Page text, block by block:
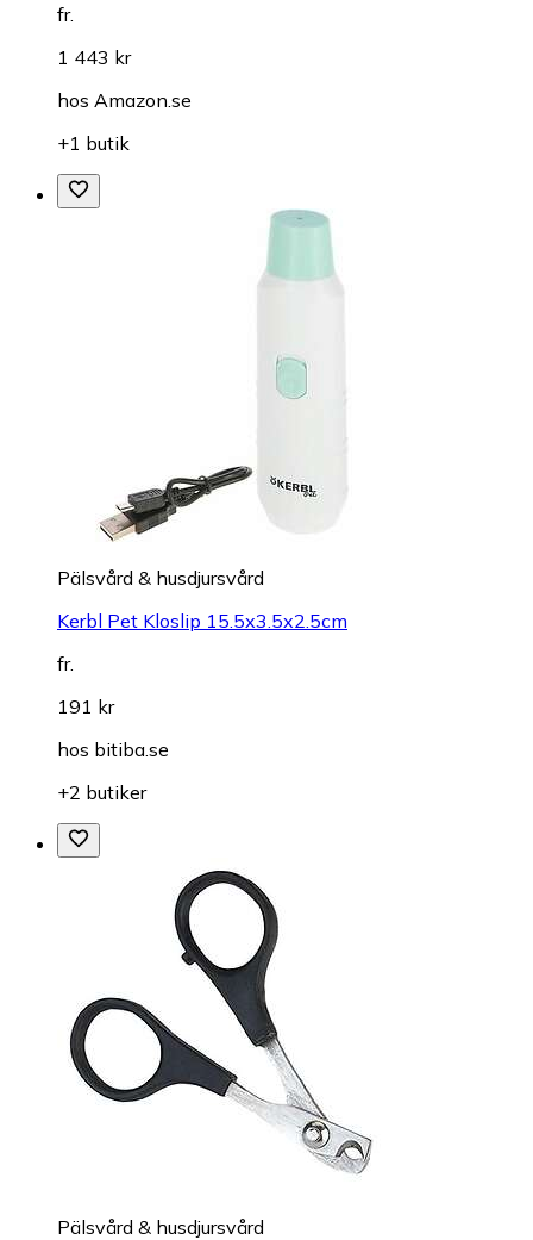
fr.
1 443 kr
hos Amazon.se
+1 butik
Pälsvård & husdjursvård
Kerbl Pet Kloslip 15.5x3.5x2.5cm
fr.
191 kr
hos bitiba.se
+2 butiker
Pälsvård & husdjursvård